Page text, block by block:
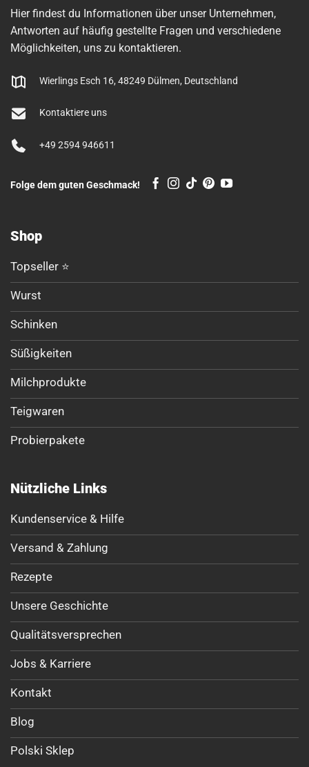
Hier findest du Informationen über unser Unternehmen,
Antworten auf häufig gestellte Fragen und verschiedene
Möglichkeiten, uns zu kontaktieren.
Wierlings Esch 16, 48249 Dülmen, Deutschland
Kontaktiere uns
+49 2594 946611
Folge dem guten Geschmack!
Shop
Topseller ⭐
Wurst
Schinken
Süßigkeiten
Milchprodukte
Teigwaren
Probierpakete
Nützliche Links
Kundenservice & Hilfe
Versand & Zahlung
Rezepte
Unsere Geschichte
Qualitätsversprechen
Jobs & Karriere
Kontakt
Blog
Polski Sklep